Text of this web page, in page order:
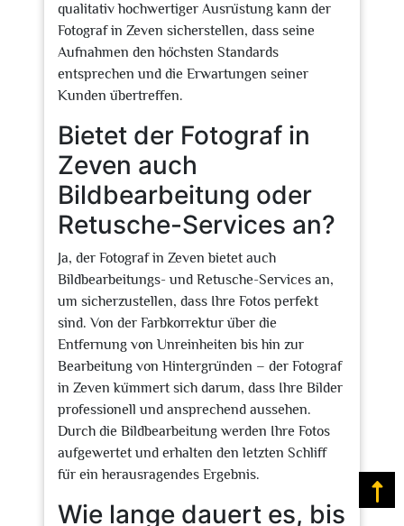
qualitativ hochwertiger Ausrüstung kann der
Fotograf in Zeven sicherstellen, dass seine
Aufnahmen den höchsten Standards
entsprechen und die Erwartungen seiner
Kunden übertreffen.
Bietet der Fotograf in
Zeven auch
Bildbearbeitung oder
Retusche-Services an?
Ja, der Fotograf in Zeven bietet auch
Bildbearbeitungs- und Retusche-Services an,
um sicherzustellen, dass Ihre Fotos perfekt
sind. Von der Farbkorrektur über die
Entfernung von Unreinheiten bis hin zur
Bearbeitung von Hintergründen – der Fotograf
in Zeven kümmert sich darum, dass Ihre Bilder
professionell und ansprechend aussehen.
Durch die Bildbearbeitung werden Ihre Fotos
aufgewertet und erhalten den letzten Schliff
für ein herausragendes Ergebnis.
Wie lange dauert es, bis